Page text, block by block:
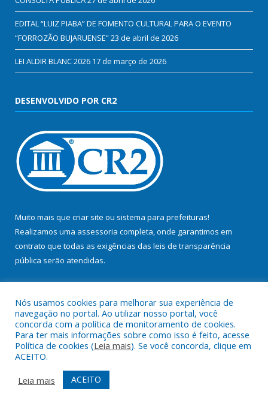
EDITAL “LUIZ PIABA” DE FOMENTO CULTURAL PARA O EVENTO
“FORROZÃO BUJARUENSE”23 de abril de 2026
LEI ALDIR BLANC 2026 17 de março de 2026
DESENVOLVIDO POR CR2
Muito mais que criar site ou sistema para prefeituras!
Realizamos uma assessoria completa, onde garantimos em
contrato que todas as exigências das leis de transparência
pública serão atendidas.
Todos os direitos reservados a Prefeitura Municipal de Bujaru.
Mapa do Site
Acessar Área Administrativa
Acessar Webmail
Nós usamos cookies para melhorar sua experiência de
navegação no portal. Ao utilizar nosso portal, você
concorda com a política de monitoramento de cookies.
Para ter mais informações sobre como isso é feito, acesse
Política de cookies (Leia mais). Se você concorda, clique em
ACEITO.
Leia mais
ACEITO